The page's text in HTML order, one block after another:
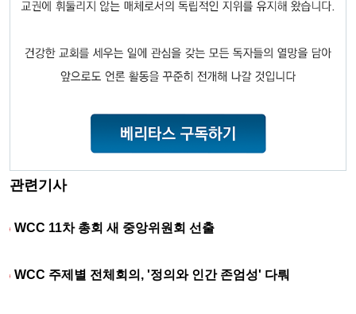
관련기사
WCC 11차 총회 새 중앙위원회 선출
WCC 주제별 전체회의, '정의와 인간 존엄성' 다뤄